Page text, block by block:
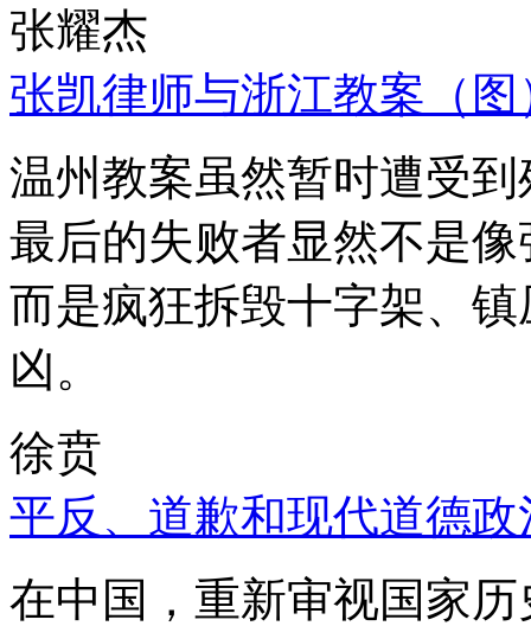
张耀杰
张凯律师与浙江教案（图
温州教案虽然暂时遭受
最后的失败者显然不是
而是疯狂拆毁十字架、
凶。
徐贲
平反、道歉和现代道德政
在中国，重新审视国家